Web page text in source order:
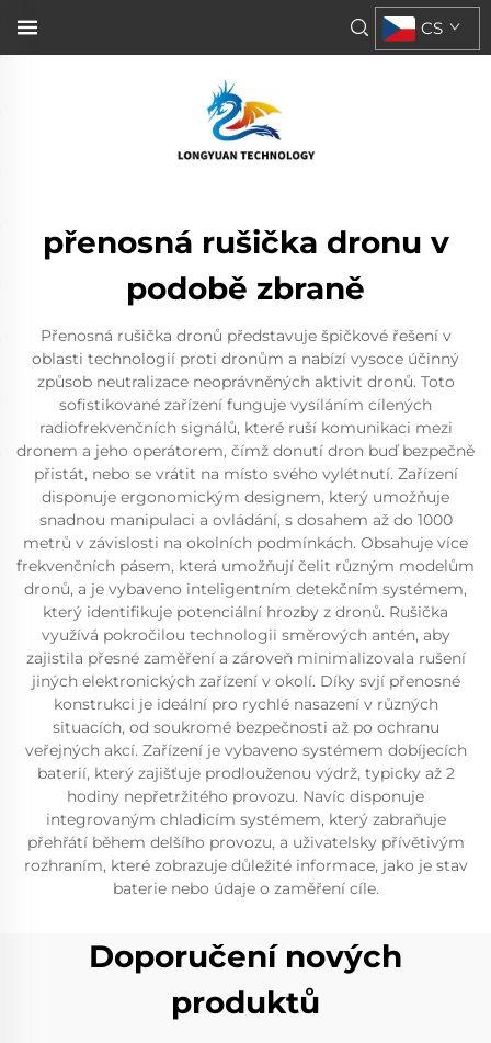
CS
přenosná rušička dronu v
podobě zbraně
Přenosná rušička dronů představuje špičkové řešení v
oblasti technologií proti dronům a nabízí vysoce účinný
způsob neutralizace neoprávněných aktivit dronů. Toto
sofistikované zařízení funguje vysíláním cílených
radiofrekvenčních signálů, které ruší komunikaci mezi
dronem a jeho operátorem, čímž donutí dron buď bezpečně
přistát, nebo se vrátit na místo svého vylétnutí. Zařízení
disponuje ergonomickým designem, který umožňuje
snadnou manipulaci a ovládání, s dosahem až do 1000
metrů v závislosti na okolních podmínkách. Obsahuje více
frekvenčních pásem, která umožňují čelit různým modelům
dronů, a je vybaveno inteligentním detekčním systémem,
který identifikuje potenciální hrozby z dronů. Rušička
využívá pokročilou technologii směrových antén, aby
zajistila přesné zaměření a zároveň minimalizovala rušení
jiných elektronických zařízení v okolí. Díky svjí přenosné
konstrukci je ideální pro rychlé nasazení v různých
situacích, od soukromé bezpečnosti až po ochranu
veřejných akcí. Zařízení je vybaveno systémem dobíjecích
baterií, který zajišťuje prodlouženou výdrž, typicky až 2
hodiny nepřetržitého provozu. Navíc disponuje
integrovaným chladicím systémem, který zabraňuje
přehřátí během delšího provozu, a uživatelsky přívětivým
rozhraním, které zobrazuje důležité informace, jako je stav
baterie nebo údaje o zaměření cíle.
Doporučení nových
produktů